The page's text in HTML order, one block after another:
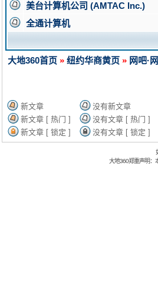
美台计算机公司 (AMTAC Inc.)
全通计算机
大地360首页 » 纽约华商黄页 » 网吧·
新文章 没有新文章
新文章 [ 热门 ]
没有文章 [ 热门 ]
新文章 [ 锁定 ]
没有文章 [ 锁定 ]
大地360郑重声明：